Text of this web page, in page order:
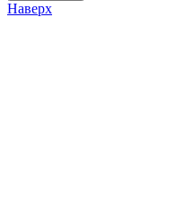
Наверх